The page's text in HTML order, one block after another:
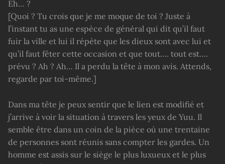
Eh… ?
[Quoi ? Tu crois que je me moque de toi ? Juste à
l’instant tu as une espèce de général qui dit qu’il faut
fuir la ville et lui il répète que les dieux sont avec lui et
qu’il faut fêter cette occasion et que tout…. tout est….
prévu ? Ah ? Ah… Il a perdu la tête à mon avis. Attends,
regarde par toi-même.]
Dans ma tête je peux sentir que le lien est modifié et
j’arrive à voir la situation à travers les yeux de Yuu. Il
semble être dans un coin de la pièce où une trentaine
de personnes sont réunis sans compter les gardes. Un
homme est assis sur le siège le plus luxueux et le plus